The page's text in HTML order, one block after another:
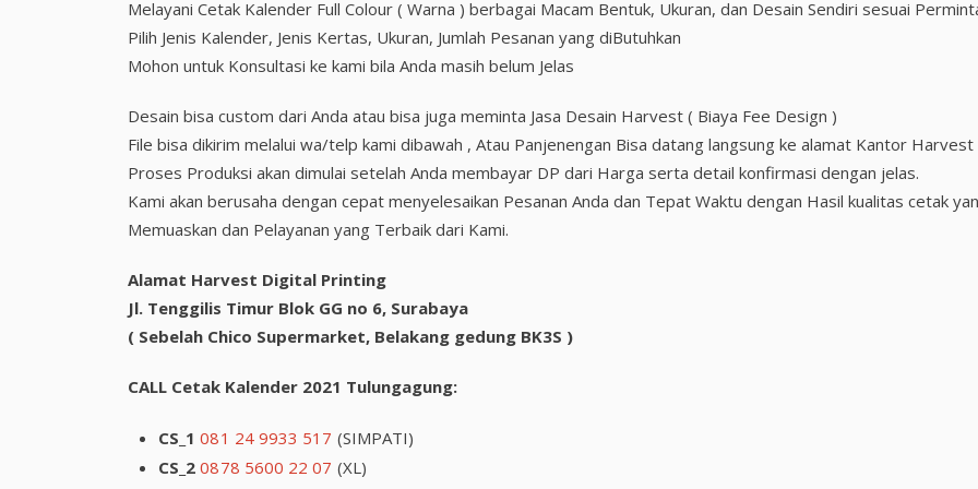
Melayani Cetak Kalender Full Colour ( Warna ) berbagai Macam Bentuk, Ukuran, dan Desain Sendiri sesuai
Pilih Jenis Kalender, Jenis Kertas, Ukuran, Jumlah Pesanan yang diButuhkan
Mohon untuk Konsultasi ke kami bila Anda masih belum Jelas
Desain bisa custom dari Anda atau bisa juga meminta Jasa Desain Harvest ( Biaya Fee Design )
File bisa dikirim melalui wa/telp kami dibawah , Atau Panjenengan Bisa datang langsung ke alamat Kantor Harvest
Proses Produksi akan dimulai setelah Anda membayar DP dari Harga serta detail konfirmasi dengan jelas.
Kami akan berusaha dengan cepat menyelesaikan Pesanan Anda dan Tepat Waktu dengan Hasil kualitas cetak
Memuaskan dan Pelayanan yang Terbaik dari Kami.
Alamat Harvest Digital Printing
Jl. Tenggilis Timur Blok GG no 6, Surabaya
( Sebelah Chico Supermarket, Belakang gedung BK3S )
CALL Cetak Kalender 2021 Tulungagung:
CS_1 081 24 9933 517 (SIMPATI)
CS_2 0878 5600 22 07 (XL)